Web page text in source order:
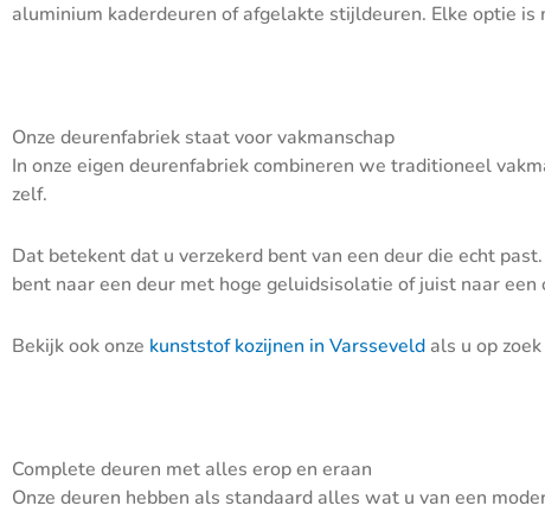
aluminium kaderdeuren of afgelakte stijldeuren. Elke optie
Onze deurenfabriek staat voor vakmanschap
In onze eigen deurenfabriek combineren we traditioneel
zelf.
Dat betekent dat u verzekerd bent van een deur die echt
bent naar een deur met hoge geluidsisolatie of juist naar
Bekijk ook onze kunststof kozijnen in Varsseveld als u op
Complete deuren met alles erop en eraan
Onze deuren hebben als standaard alles wat u van een